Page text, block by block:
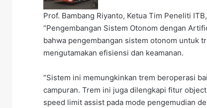
Prof. Bambang Riyanto, Ketua Tim Peneliti
“Pengembangan Sistem Otonom dengan
bahwa pengembangan sistem otonom untuk
mengutamakan efisiensi dan keamanan.
“Sistem ini memungkinkan trem beroperasi
campuran. Trem ini juga dilengkapi fitur
speed limit assist pada mode pengemudian